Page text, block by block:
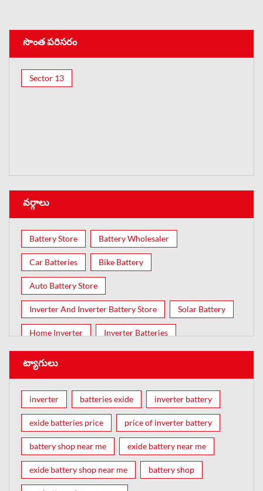
సొంత పరిసరం
Sector 13
వర్గాలు
Battery Store Battery Wholesaler
Car Batteries Bike Battery
Auto Battery Store
Inverter And Inverter Battery Store Solar Battery
Home Inverter Inverter Batteries
ట్యాగులు
inverter batteries exide inverter battery
exide batteries price price of inverter battery
battery shop near me exide battery near me
exide battery shop near me battery shop